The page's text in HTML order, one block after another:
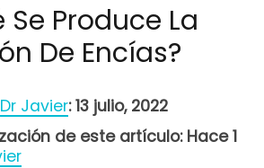
Se Produce La
De Encías?
Dr Javier: 13 julio, 2022
de este artículo: Hace 1